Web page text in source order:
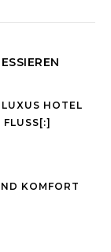
HOTEL
KOMFORT